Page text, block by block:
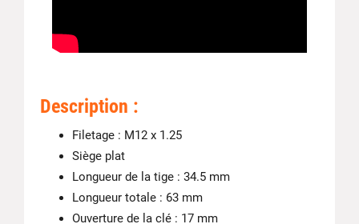
Description :
Filetage : M12 x 1.25
Siège plat
Longueur de la tige : 34.5 mm
Longueur totale : 63 mm
Ouverture de la clé : 17 mm